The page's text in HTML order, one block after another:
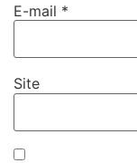
E-mail *
Site